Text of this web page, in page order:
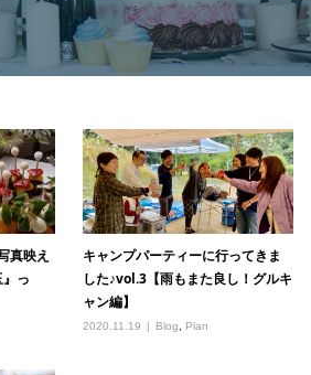
真映え
っ
キャンプパーティーに行ってきま
した♪vol.3【雨もまた良し！グルキ
ャン編】
2020.11.19 Blog, Plan